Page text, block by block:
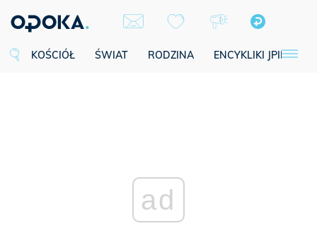
KOŚCIÓŁ ŚWIAT RODZINA ENCYKLIKI JPII
ad